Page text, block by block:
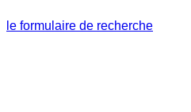
le formulaire de recherche